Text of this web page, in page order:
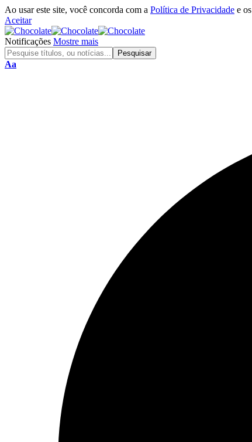
Ao usar este site, você concorda com a Política de Privacidade e os
Aceitar
Notificações Mostre mais
Aa